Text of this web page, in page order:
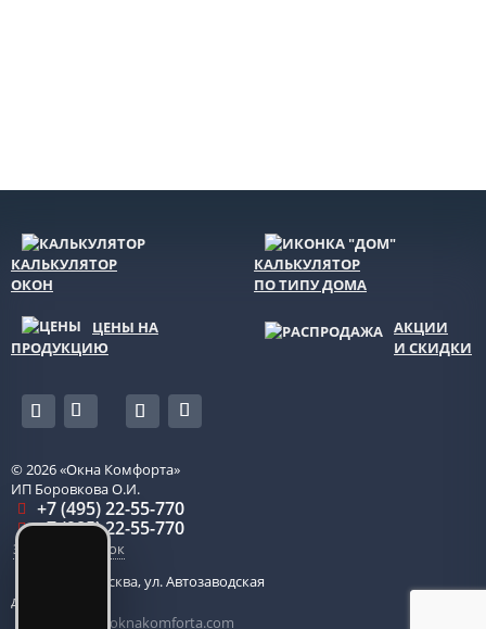
КАЛЬКУЛЯТОР
ОКОН
КАЛЬКУЛЯТОР
ПО ТИПУ ДОМА
ЦЕНЫ НА
ПРОДУКЦИЮ
АКЦИИ
И СКИДКИ
© 2026«Окна Комфорта»
ИП Боровкова О.И.
+7 (495) 22-55-770
+7 (985) 22-55-770
Заказать звонок
Москва,ул. Автозаводская
д. 14, оф. 203
centr-ofis@oknakomforta.com